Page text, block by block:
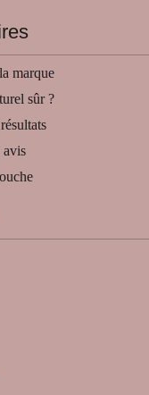
marque
sûr ?